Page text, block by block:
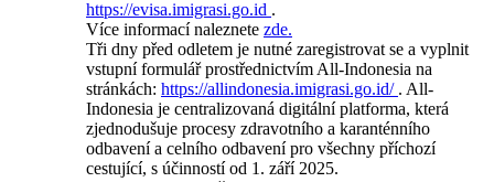
https://evisa.imigrasi.go.id .
Více informací naleznete zde.
Tři dny před odletem je nutné zaregistrovat se a vyplnit
vstupní formulář prostřednictvím All-Indonesia na
stránkách: https://allindonesia.imigrasi.go.id/ . All-
Indonesia je centralizovaná digitální platforma, která
zjednodušuje procesy zdravotního a karanténního
odbavení a celního odbavení pro všechny příchozí
cestující, s účinností od 1. září 2025.